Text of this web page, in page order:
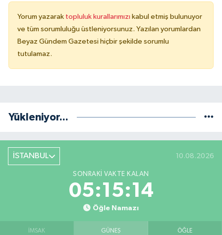
Yorum yazarak topluluk kurallarımızı kabul etmiş bulunuyor
ve tüm sorumluluğu üstleniyorsunuz. Yazılan yorumlardan
Beyaz Gündem Gazetesi hiçbir şekilde sorumlu
tutulamaz.
Yükleniyor...
İSTANBUL 10.08.2026
SONRAKI VAKTE KALAN
05:15:13
Öğle Namazı
İMSAK GÜNEŞ ÖĞLE